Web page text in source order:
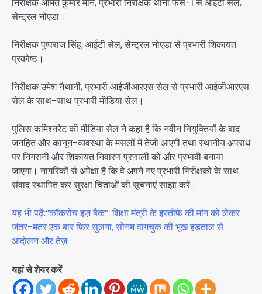
सेन्ट्रल नोएडा।
निरीक्षक पुष्पराज सिंह, आईटी सेल, सेन्ट्रल नोएडा से प्रभारी शिकायत
प्रकोष्ठ।
निरीक्षक उमेश नैथानी, प्रभारी आईजीआरएस सेल से प्रभारी आईजीआरएस
सेल के साथ-साथ प्रभारी मीडिया सेल।
पुलिस कमिश्नरेट की मीडिया सेल ने कहा है कि नवीन नियुक्तियों के बाद
जनहित और कानून-व्यवस्था के मसलों में तेजी आएगी तथा स्थानीय अपराध
पर निगरानी और शिकायत निवारण प्रणाली को और प्रभावी बनाया
जाएगा। नागरिकों से अपेक्षा है कि वे अपने नए प्रभारी निरीक्षकों के साथ
संवाद स्थापित कर सुरक्षा चिंताओं की सूचनाएं साझा करें।
यह भी पढ़ें:“कॉकरोच इज़ बैक”: शिक्षा मंत्री के इस्तीफे की मांग को लेकर
जंतर-मंतर एक बार फिर सुलगा, सोनम वांगचुक की भूख हड़ताल से
आंदोलन और तेज़
यहां से शेयर करें